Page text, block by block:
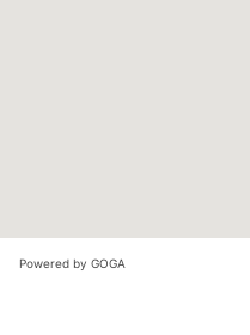
Powered by GOGA